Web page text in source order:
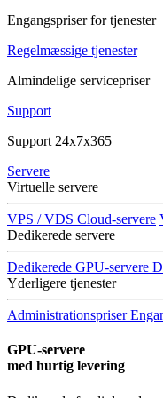
Engangspriser for tjenester
Regelmæssige tjenester
Almindelige servicepriser
Support
Support 24x7x365
Servere
Virtuelle servere
VPS / VDS Cloud-servere
Dedikerede servere
Dedikerede GPU-servere
Yderligere tjenester
Administrationspriser
GPU-servere
med hurtig levering